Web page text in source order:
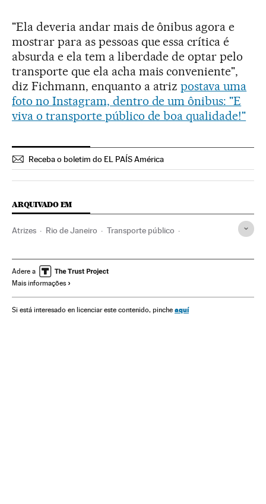
"Ela deveria andar mais de ônibus agora e
mostrar para as pessoas que essa crítica é
absurda e ela tem a liberdade de optar pelo
transporte que ela acha mais conveniente",
diz Fichmann, enquanto a atrizpostava uma
foto no Instagram, dentro de um ônibus: "E
viva o transporte público de boa qualidade!"
Receba o boletim do EL PAÍS América
ARQUIVADO EM
Atrizes Rio de Janeiro Transporte público
América Latina América
Problemas sociais
Adere a
Mais informações
Si está interesado en licenciar este contenido, pinche aquí